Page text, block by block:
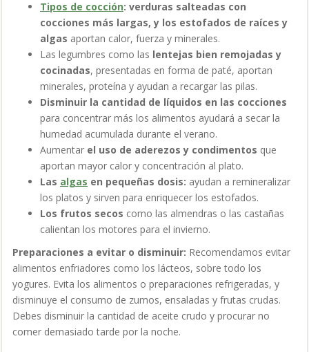
Tipos de cocción: verduras salteadas con
cocciones más largas, y los estofados de raíces y
algas aportan calor, fuerza y minerales.
Las legumbres como las lentejas bien remojadas y
cocinadas, presentadas en forma de paté, aportan
minerales, proteína y ayudan a recargar las pilas.
Disminuir la cantidad de líquidos en las cocciones
para concentrar más los alimentos ayudará a secar la
humedad acumulada durante el verano.
Aumentar el uso de aderezos y condimentos que
aportan mayor calor y concentración al plato.
Las algas en pequeñas dosis: ayudan a remineralizar
los platos y sirven para enriquecer los estofados.
Los frutos secos como las almendras o las castañas
calientan los motores para el invierno.
Preparaciones a evitar o disminuir: Recomendamos evitar
alimentos enfriadores como los lácteos, sobre todo los
yogures. Evita los alimentos o preparaciones refrigeradas, y
disminuye el consumo de zumos, ensaladas y frutas crudas.
Debes disminuir la cantidad de aceite crudo y procurar no
comer demasiado tarde por la noche.